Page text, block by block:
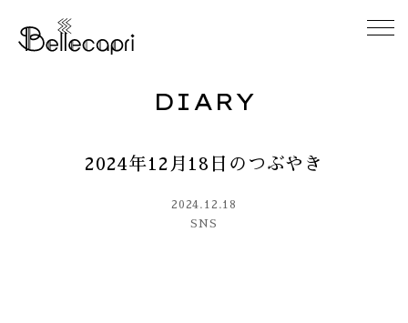
ABOUT
ACCESS
DIARY
2024年12月18日のつぶやき
2024.12.18
SNS